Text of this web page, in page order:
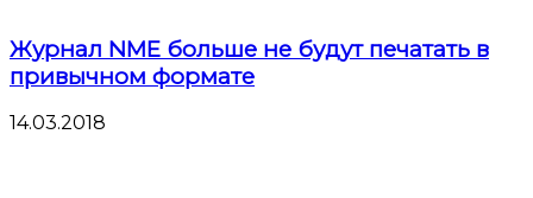
Журнал NME больше не будут печатать в
привычном формате
14.03.2018